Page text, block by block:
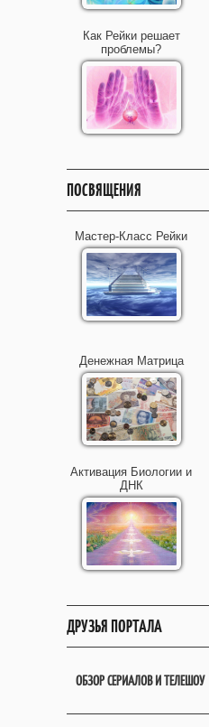
Как Рейки решает
проблемы?
ПОСВЯЩЕНИЯ
Мастер-Класс Рейки
Денежная Матрица
Активация Биологии и
ДНК
ДРУЗЬЯ ПОРТАЛА
ОБЗОР СЕРИАЛОВ И ТЕЛЕШОУ